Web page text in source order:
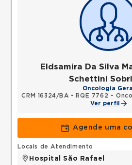
Eldsamira Da Silva
Schettini
Oncologia Geral
CRM 16324/BA • RQE 7762 -
Ver perfil
Agende uma
Locais de Atendimento
Hospital São Rafael